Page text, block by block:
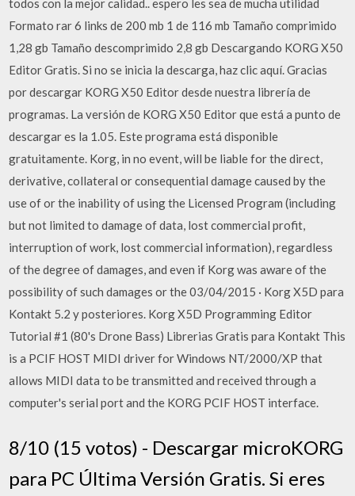
todos con la mejor calidad.. espero les sea de mucha utilidad
Formato rar 6 links de 200 mb 1 de 116 mb Tamaño comprimido
1,28 gb Tamaño descomprimido 2,8 gb Descargando KORG X50
Editor Gratis. Si no se inicia la descarga, haz clic aquí. Gracias
por descargar KORG X50 Editor desde nuestra librería de
programas. La versión de KORG X50 Editor que está a punto de
descargar es la 1.05. Este programa está disponible
gratuitamente. Korg, in no event, will be liable for the direct,
derivative, collateral or consequential damage caused by the
use of or the inability of using the Licensed Program (including
but not limited to damage of data, lost commercial profit,
interruption of work, lost commercial information), regardless
of the degree of damages, and even if Korg was aware of the
possibility of such damages or the 03/04/2015 · Korg X5D para
Kontakt 5.2 y posteriores. Korg X5D Programming Editor
Tutorial #1 (80's Drone Bass) Librerias Gratis para Kontakt This
is a PCIF HOST MIDI driver for Windows NT/2000/XP that
allows MIDI data to be transmitted and received through a
computer's serial port and the KORG PCIF HOST interface.
8/10 (15 votos) - Descargar microKORG
para PC Última Versión Gratis. Si eres